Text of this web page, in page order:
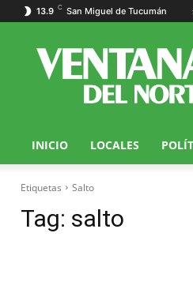
13.9 C San Miguel de Tucumán
INICIO LOCALES
Etiquetas Salto
Tag: salto